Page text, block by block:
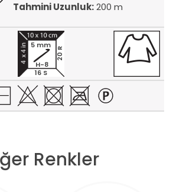
Tahmini Uzunluk:200 m
16 S
20 R
5 mm
H-8
Renkler